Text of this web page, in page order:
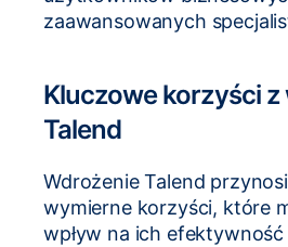
zaawansowanych
Kluczowe korzyści z
Talend
Wdrożenie Talend
wymierne korzyści, które
wpływ na ich